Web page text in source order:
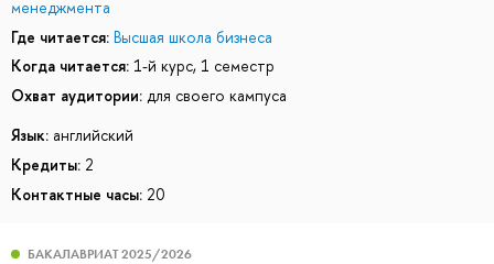
менеджмента
Где читается: Высшая школа бизнеса
Когда читается: 1-й курс, 1 семестр
Охват аудитории: для своего кампуса
Язык: английский
Кредиты: 2
Контактные часы: 20
БАКАЛАВРИАТ 2025/2026